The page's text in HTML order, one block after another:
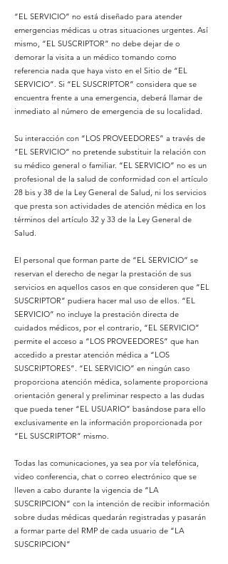
“EL SERVICIO” no está diseñado para atender
emergencias médicas u otras situaciones urgentes. Así
mismo, “EL SUSCRIPTOR” no debe dejar de o
demorar la visita a un médico tomando como
referencia nada que haya visto en el Sitio de “EL
SERVICIO”. Si “EL SUSCRIPTOR” considera que se
encuentra frente a una emergencia, deberá llamar de
inmediato al número de emergencia de su localidad.
Su interacción con “LOS PROVEEDORES” a través de
“EL SERVICIO” no pretende substituir la relación con
su médico general o familiar. “EL SERVICIO” no es un
profesional de la salud de conformidad con el artículo
28 bis y 38 de la Ley General de Salud, ni los servicios
que presta son actividades de atención médica en los
términos del artículo 32 y 33 de la Ley General de
Salud.
El personal que forman parte de “EL SERVICIO” se
reservan el derecho de negar la prestación de sus
servicios en aquellos casos en que consideren que “EL
SUSCRIPTOR” pudiera hacer mal uso de ellos. “EL
SERVICIO” no incluye la prestación directa de
cuidados médicos, por el contrario, “EL SERVICIO”
permite el acceso a “LOS PROVEEDORES” que han
accedido a prestar atención médica a “LOS
SUSCRIPTORES”. “EL SERVICIO” en ningún caso
proporciona atención médica, solamente proporciona
orientación general y preliminar respecto a las dudas
que pueda tener “EL USUARIO” basándose para ello
exclusivamente en la información proporcionada por
“EL SUSCRIPTOR” mismo.
Todas las comunicaciones, ya sea por vía telefónica,
video conferencia, chat o correo electrónico que se
lleven a cabo durante la vigencia de “LA
SUSCRIPCION” con la intención de recibir información
sobre dudas médicas quedarán registradas y pasarán
a formar parte del RMP de cada usuario de “LA
SUSCRIPCION”